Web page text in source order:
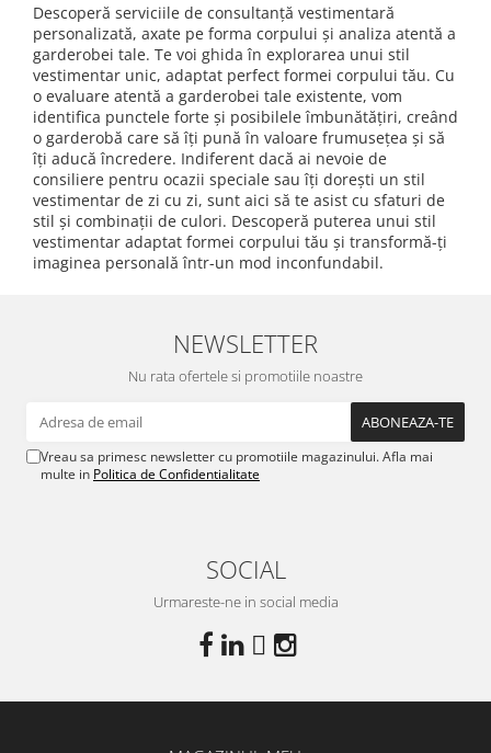
Descoperă serviciile de consultanță vestimentară
personalizată, axate pe forma corpului și analiza atentă a
garderobei tale. Te voi ghida în explorarea unui stil
vestimentar unic, adaptat perfect formei corpului tău. Cu
o evaluare atentă a garderobei tale existente, vom
identifica punctele forte și posibilele îmbunătățiri, creând
o garderobă care să îți pună în valoare frumusețea și să
îți aducă încredere. Indiferent dacă ai nevoie de
consiliere pentru ocazii speciale sau îți dorești un stil
vestimentar de zi cu zi, sunt aici să te asist cu sfaturi de
stil și combinații de culori. Descoperă puterea unui stil
vestimentar adaptat formei corpului tău și transformă-ți
imaginea personală într-un mod inconfundabil.
NEWSLETTER
Nu rata ofertele si promotiile noastre
Vreau sa primesc newsletter cu promotiile magazinului. Afla mai
multe in Politica de Confidentialitate
SOCIAL
Urmareste-ne in social media